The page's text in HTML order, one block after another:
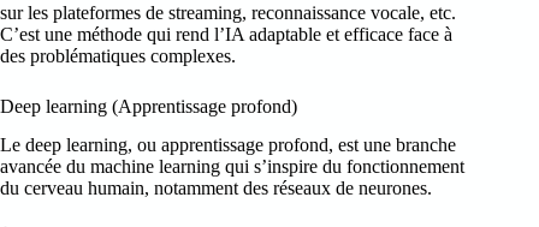
sur les plateformes de streaming, reconnaissance vocale, etc.
C’est une méthode qui rend l’IA adaptable et efficace face à
des problématiques complexes.
Deep learning (Apprentissage profond)
Le deep learning, ou apprentissage profond, est une branche
avancée du machine learning qui s’inspire du fonctionnement
du cerveau humain, notamment des réseaux de neurones.